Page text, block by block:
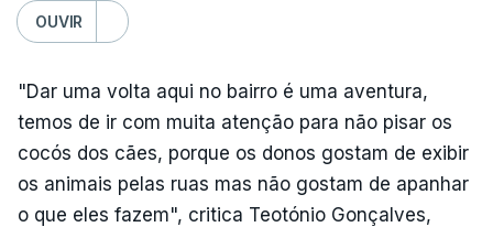
OUVIR
"Dar uma volta aqui no bairro é uma aventura,
temos de ir com muita atenção para não pisar os
cocós dos cães, porque os donos gostam de exibir
os animais pelas ruas mas não gostam de apanhar
o que eles fazem", critica Teotónio Gonçalves,